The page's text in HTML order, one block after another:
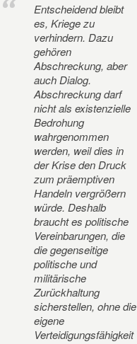
Entscheidend bleibt
es, Kriege zu
verhindern. Dazu
gehören
Abschreckung, aber
auch Dialog.
Abschreckung darf
nicht als existenzielle
Bedrohung
wahrgenommen
werden, weil dies in
der Krise den Druck
zum präemptiven
Handeln vergrößern
würde. Deshalb
braucht es politische
Vereinbarungen, die
die gegenseitige
politische und
militärische
Zurückhaltung
sicherstellen, ohne die
eigene
Verteidigungsfähigkeit